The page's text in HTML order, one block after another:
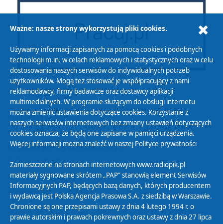
Polityka Prywatności
Zasady korzystania z Serwisu
Organizacje Pożytku Publicznego
Cyfryzacja DAB+
Polityka ochrony danych osobowych
Abonament
Zamówienia publiczne
Ważne: nasze strony wykorzystują pliki cookies.
Używamy informacji zapisanych za pomocą cookies i podobnych
technologii m.in. w celach reklamowych i statystycznych oraz w celu
dostosowania naszych serwisów do indywidualnych potrzeb
użytkowników. Mogą też stosować je współpracujący z nami
reklamodawcy, firmy badawcze oraz dostawcy aplikacji
multimedialnych. W programie służącym do obsługi internetu
można zmienić ustawienia dotyczące cookies. Korzystanie z
naszych serwisów internetowych bez zmiany ustawień dotyczących
cookies oznacza, że będą one zapisane w pamięci urządzenia.
Więcej informacji można znaleźć w naszej Polityce prywatności
Zamieszczone na stronach internetowych www.radiopik.pl
materiały sygnowane skrótem „PAP” stanowią element Serwisów
Informacyjnych PAP, będących bazą danych, których producentem
i wydawcą jest Polska Agencja Prasowa S.A. z siedzibą w Warszawie.
Chronione są one przepisami ustawy z dnia 4 lutego 1994 r. o
prawie autorskim i prawach pokrewnych oraz ustawy z dnia 27 lipca